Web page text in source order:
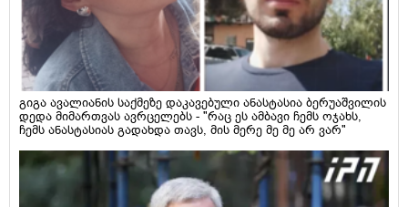
გიგა ავალიანის საქმეზე დაკავებული ანასტასია ბერუაშვილის
დედა მიმართვას ავრცელებს - "რაც ეს ამბავი ჩემს ოჯახს,
ჩემს ანასტასიას გადახდა თავს, მის მერე მე მე არ ვარ"